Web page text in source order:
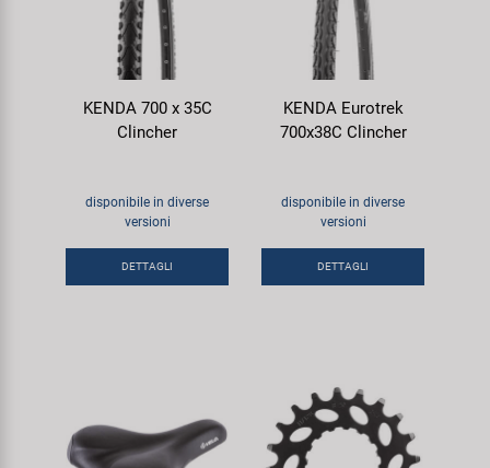
KENDA 700 x 35C
Clincher
disponibile in diverse
versioni
DETTAGLI
KENDA Eurotrek
700x38C Clincher
disponibile in diverse
versioni
DETTAGLI